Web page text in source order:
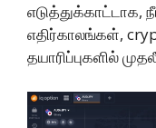
எடுத்துக்காட்டாக,
எதிர்காலங்கள்,
தயாரிப்புகளில்